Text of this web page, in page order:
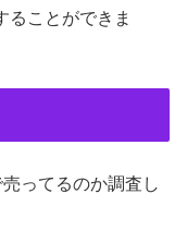
ることができま
ってるのか調査し